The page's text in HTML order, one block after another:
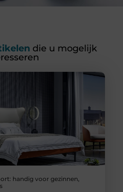
die u mogelijk
handig voor gezinnen,